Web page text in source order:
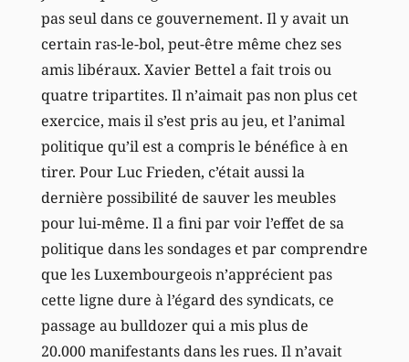
pas seul dans ce gouvernement. Il y avait un
certain ras-le-bol, peut-être même chez ses
amis libéraux. Xavier Bettel a fait trois ou
quatre tripartites. Il n’aimait pas non plus cet
exercice, mais il s’est pris au jeu, et l’animal
politique qu’il est a compris le bénéfice à en
tirer. Pour Luc Frieden, c’était aussi la
dernière possibilité de sauver les meubles
pour lui-même. Il a fini par voir l’effet de sa
politique dans les sondages et par comprendre
que les Luxembourgeois n’apprécient pas
cette ligne dure à l’égard des syndicats, ce
passage au bulldozer qui a mis plus de
20.000 manifestants dans les rues. Il n’avait